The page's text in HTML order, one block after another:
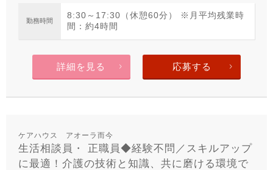
勤務時間
8:30～17:30（休憩60分） ※月平均残業時
間：約4時間
詳細を見る 応募する
ケアハウス アオーラ而今
生活相談員・ 正職員◆経験不問／スキルアップ
に最適！介護の技術と知識、共に磨ける環境で